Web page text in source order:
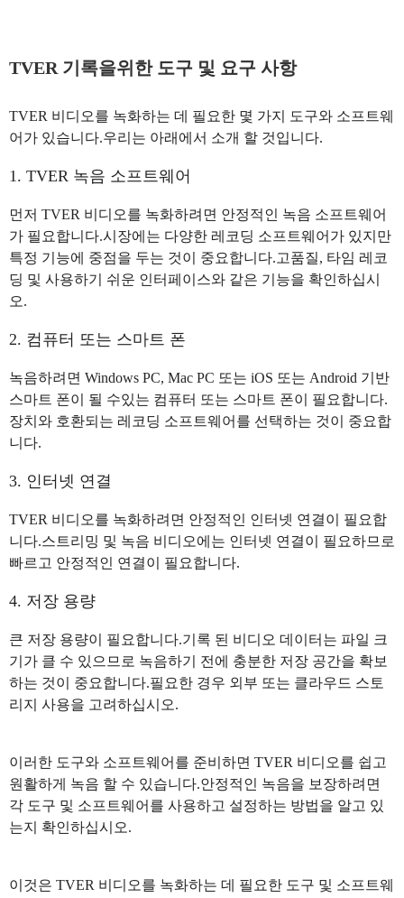
TVER 기록을위한 도구 및 요구 사항
TVER 비디오를 녹화하는 데 필요한 몇 가지 도구와 소프트웨
어가 있습니다.우리는 아래에서 소개 할 것입니다.
1. TVER 녹음 소프트웨어
먼저 TVER 비디오를 녹화하려면 안정적인 녹음 소프트웨어
가 필요합니다.시장에는 다양한 레코딩 소프트웨어가 있지만
특정 기능에 중점을 두는 것이 중요합니다.고품질, 타임 레코
딩 및 사용하기 쉬운 인터페이스와 같은 기능을 확인하십시
오.
2. 컴퓨터 또는 스마트 폰
녹음하려면 Windows PC, Mac PC 또는 iOS 또는 Android 기반
스마트 폰이 될 수있는 컴퓨터 또는 스마트 폰이 필요합니다.
장치와 호환되는 레코딩 소프트웨어를 선택하는 것이 중요합
니다.
3. 인터넷 연결
TVER 비디오를 녹화하려면 안정적인 인터넷 연결이 필요합
니다.스트리밍 및 녹음 비디오에는 인터넷 연결이 필요하므로
빠르고 안정적인 연결이 필요합니다.
4. 저장 용량
큰 저장 용량이 필요합니다.기록 된 비디오 데이터는 파일 크
기가 클 수 있으므로 녹음하기 전에 충분한 저장 공간을 확보
하는 것이 중요합니다.필요한 경우 외부 또는 클라우드 스토
리지 사용을 고려하십시오.
이러한 도구와 소프트웨어를 준비하면 TVER 비디오를 쉽고
원활하게 녹음 할 수 있습니다.안정적인 녹음을 보장하려면
각 도구 및 소프트웨어를 사용하고 설정하는 방법을 알고 있
는지 확인하십시오.
이것은 TVER 비디오를 녹화하는 데 필요한 도구 및 소프트웨